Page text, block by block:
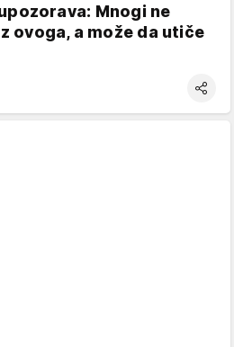
Mnogi ne
ovoga, a može da utiče